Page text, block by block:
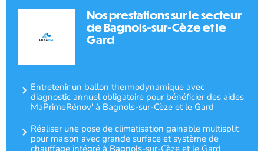
Nos prestations sur le secteur
de Bagnols-sur-Cèze et le
Gard
Entretenir un ballon thermodynamique avec
diagnostic annuel obligatoire pour bénéficier des aides
MaPrimeRénov' à Bagnols-sur-Cèze et le Gard
Réaliser une pose de climatisation gainable multisplit
pour maison avec grande surface et système de